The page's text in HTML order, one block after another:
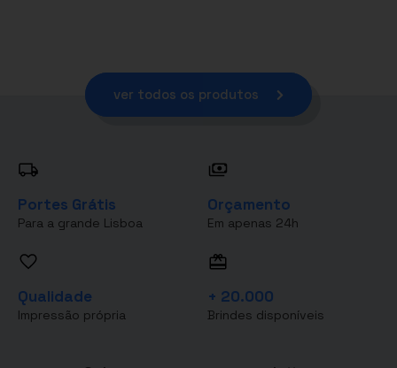
ver todos os produtos
Portes Grátis
Para a grande Lisboa
Orçamento
Em apenas 24h
Qualidade
Impressão própria
+ 20.000
Brindes disponíveis